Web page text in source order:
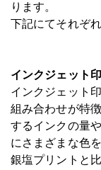
ります。
下記にてそれぞ
インクジェット
インクジェット
組み合わせが特
するインクの量
にさまざまな色
銀塩プリントと